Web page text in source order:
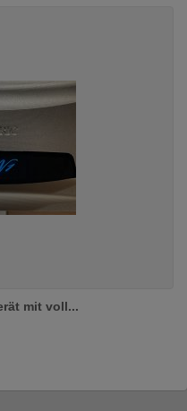
mit voll...